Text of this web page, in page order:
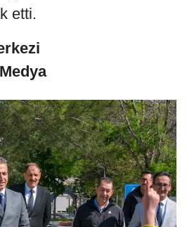
etti.